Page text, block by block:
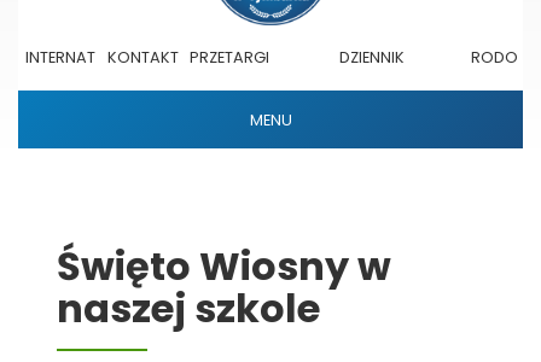
INTERNAT KONTAKT PRZETARGI
DZIENNIK
RODO
MENU
Święto Wiosny w
naszej szkole